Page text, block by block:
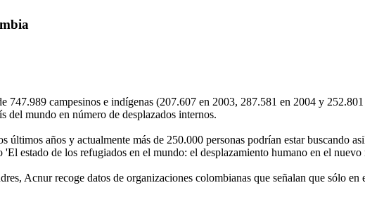
campesinos e indígenas (207.607 en 2003, 287.581 en 2004 y
mundo en número de desplazados internos.
años y actualmente más de 250.000 personas podrían estar buscando
estado de los refugiados en el mundo: el desplazamiento humano en el nuevo
Acnur recoge datos de organizaciones colombianas que señalan que sólo